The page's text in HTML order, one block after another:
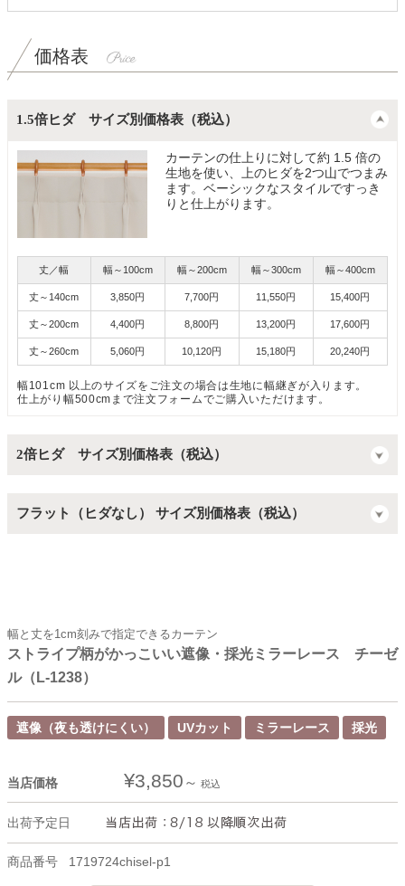
価格表
1.5倍ヒダ サイズ別価格表（税込）
カーテンの仕上りに対して約 1.5 倍の
生地を使い、上のヒダを2つ山でつまみ
ます。ベーシックなスタイルですっき
りと仕上がります。
丈／幅
丈～140cm
丈～200cm
丈～260cm
幅～100cm
3,850円
4,400円
5,060円
幅～200cm
7,700円
8,800円
10,120円
幅～300cm
11,550円
13,200円
15,180円
幅～400cm
15,400円
17,600円
20,240円
幅101cm 以上のサイズをご注文の場合は生地に幅継ぎが入ります。
仕上がり幅500cmまで注文フォームでご購入いただけます。
2倍ヒダ サイズ別価格表（税込）
フラット（ヒダなし） サイズ別価格表（税込）
幅と丈を1cm刻みで指定できるカーテン
ストライプ柄がかっこいい遮像・採光ミラーレース チーゼ
ル（L-1238）
遮像（夜も透けにくい） UVカット ミラーレース 採光
当店価格 ¥3,850 税込
出荷予定日
商品番号 1719724chisel-p1